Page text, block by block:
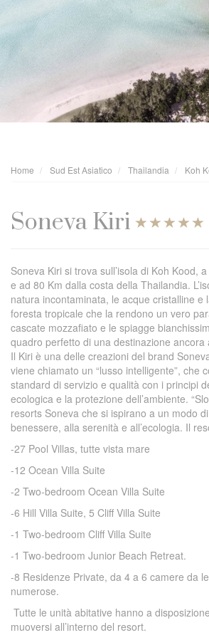
Home Sud Est Asiatico Thailandia Koh
Soneva Kiri
Soneva Kiri si trova sull’isola di Koh Kood,
e ad 80 Km dalla costa della Thailandia.
natura incontaminata, le acque cristalline e
foresta tropicale che la rendono un vero
cascate mozzafiato e le spiagge
quadro perfetto di una destinazione ancora
Il Kiri è una delle creazioni del brand
viene chiamato un “lusso intelligente”, che
standard di servizio e qualità con i principi
ecologica e la protezione dell’ambiente.
resorts Soneva che si ispirano a un modo
benessere, alla serenità e all’ecologia. Il
-27 Pool Villas, tutte vista mare
-12 Ocean Villa Suite
-2 Two-bedroom Ocean Villa Suite
-6 Hill Villa Suite, 5 Cliff Villa Suite
-1 Two-bedroom Cliff Villa Suite
-1 Two-bedroom Junior Beach Retreat.
-8 Residenze Private, da 4 a 6 camere da
numerose.
Tutte le unità abitative hanno a
muoversi all’interno del resort.